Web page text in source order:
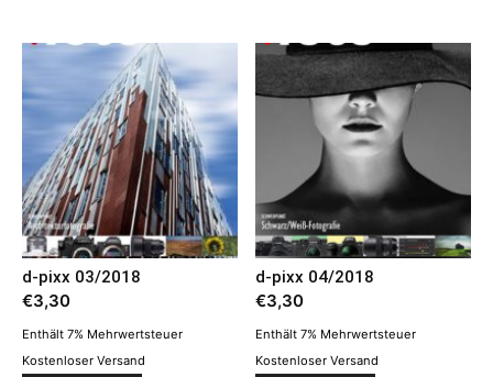
d-pixx 03/2018
€3,30
Enthält 7% Mehrwertsteuer
Kostenloser Versand
d-pixx 04/2018
€3,30
Enthält 7% Mehrwertsteuer
Kostenloser Versand